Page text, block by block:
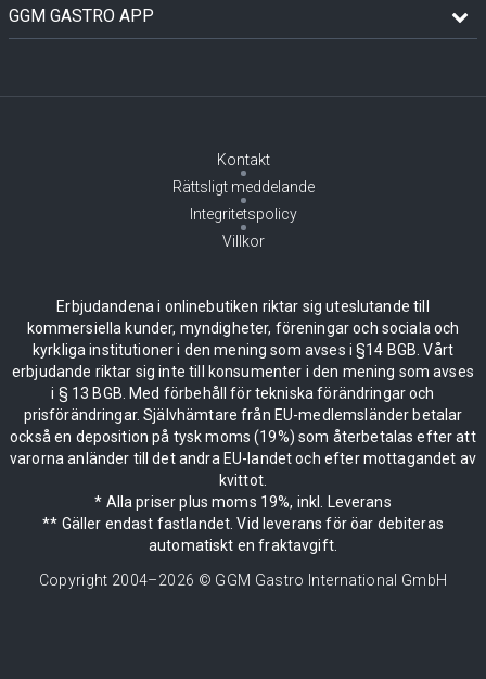
GGM GASTRO APP
Kontakt
Rättsligt meddelande
Integritetspolicy
Villkor
Erbjudandena i onlinebutiken riktar sig uteslutande till
kommersiella kunder, myndigheter, föreningar och sociala och
kyrkliga institutioner i den mening som avses i §14 BGB. Vårt
erbjudande riktar sig inte till konsumenter i den mening som avses
i § 13 BGB. Med förbehåll för tekniska förändringar och
prisförändringar. Självhämtare från EU-medlemsländer betalar
också en deposition på tysk moms (19%) som återbetalas efter att
varorna anländer till det andra EU-landet och efter mottagandet av
kvittot.
* Alla priser plus moms 19%, inkl. Leverans
** Gäller endast fastlandet. Vid leverans för öar debiteras
automatiskt en fraktavgift.
Copyright 2004–2026 © GGM Gastro International GmbH